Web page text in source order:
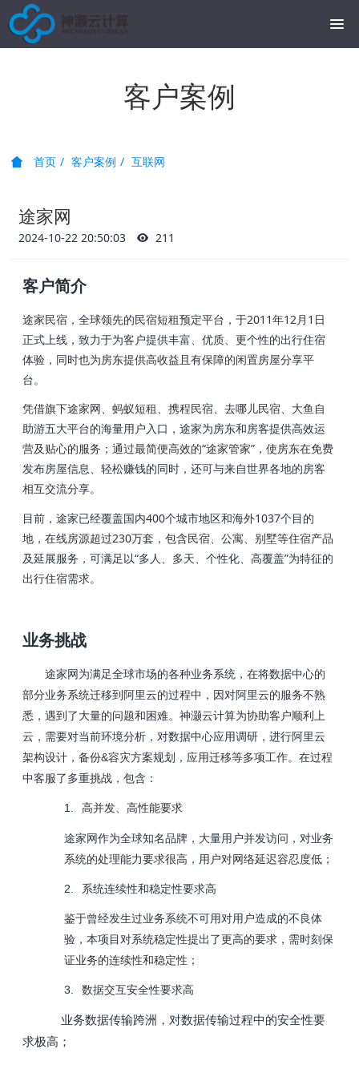
客户案例
首页 客户案例 互联网
途家网
2024-10-22 20:50:03 211
客户简介
途家民宿，全球领先的民宿短租预定平台，于2011年12月1日
正式上线，致力于为客户提供丰富、优质、更个性的出行住宿
体验，同时也为房东提供高收益且有保障的闲置房屋分享平
台。
凭借旗下途家网、蚂蚁短租、携程民宿、去哪儿民宿、大鱼自
助游五大平台的海量用户入口，途家为房东和房客提供高效运
营及贴心的服务；通过最简便高效的“途家管家”，使房东在免费
发布房屋信息、轻松赚钱的同时，还可与来自世界各地的房客
相互交流分享。
目前，途家已经覆盖国内400个城市地区和海外1037个目的
地，在线房源超过230万套，包含民宿、公寓、别墅等住宿产品
及延展服务，可满足以“多人、多天、个性化、高覆盖”为特征的
出行住宿需求。
业务挑战
途家网为满足全球市场的各种业务系统，在将数据中心的
部分业务系统迁移到阿里云的过程中，因对阿里云的服务不熟
悉，遇到了大量的问题和困难。神灏云计算为协助客户顺利上
云，需要对当前环境分析，对数据中心应用调研，进行阿里云
架构设计，备份&容灾方案规划，应用迁移等多项工作。在过程
中客服了多重挑战，包含：
1. 高并发、高性能要求
途家网作为全球知名品牌，大量用户并发访问，对业务
系统的处理能力要求很高，用户对网络延迟容忍度低；
2. 系统连续性和稳定性要求高
鉴于曾经发生过业务系统不可用对用户造成的不良体
验，本项目对系统稳定性提出了更高的要求，需时刻保
证业务的连续性和稳定性；
3. 数据交互安全性要求高
业务数据传输跨洲，对数据传输过程中的安全性要
求极高；